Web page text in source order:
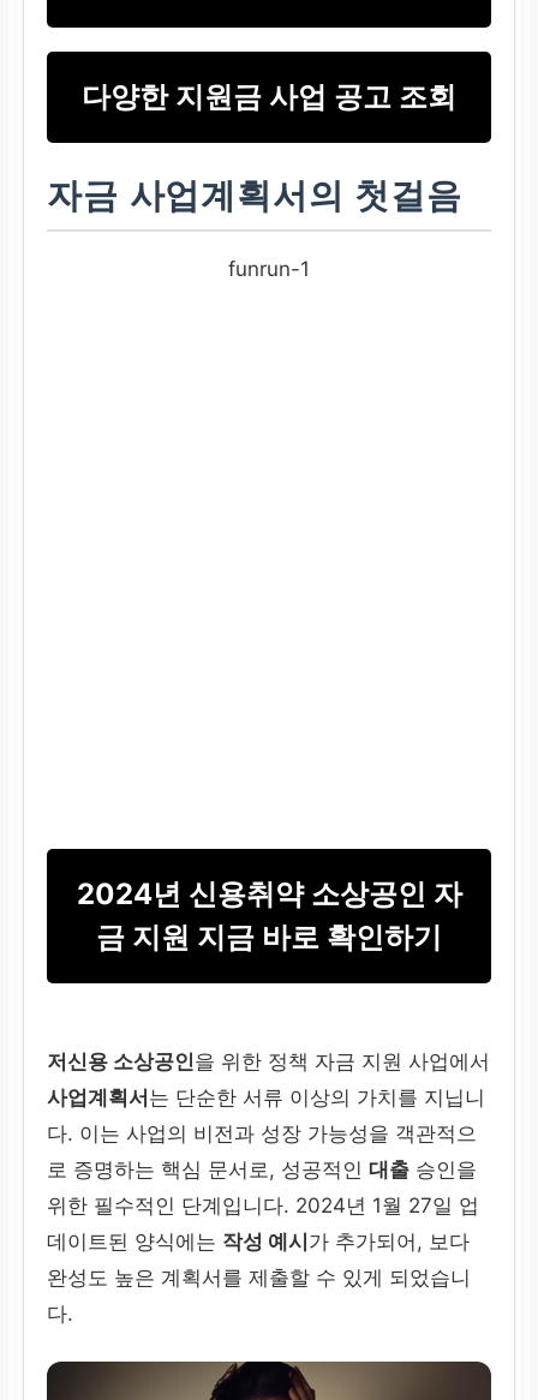
다양한 지원금 사업 공고 조회
자금 사업계획서의 첫걸음
funrun-1
2024년 신용취약 소상공인 자
금 지원 지금 바로 확인하기
저신용 소상공인을 위한 정책 자금 지원 사업에서
사업계획서는 단순한 서류 이상의 가치를 지닙니
다. 이는 사업의 비전과 성장 가능성을 객관적으
로 증명하는 핵심 문서로, 성공적인대출 승인을
위한 필수적인 단계입니다. 2024년 1월 27일 업
데이트된 양식에는 작성 예시가 추가되어, 보다
완성도 높은 계획서를 제출할 수 있게 되었습니
다.